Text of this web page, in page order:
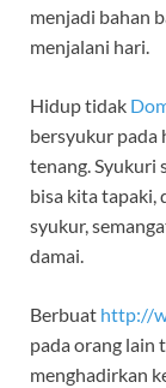
menjadi bahan
menjalani hari.
Hidup tidak
bersyukur pada
tenang. Syukuri
bisa kita tapaki,
syukur,
damai.
Berbuat http://
pada orang lain
menghadirkan